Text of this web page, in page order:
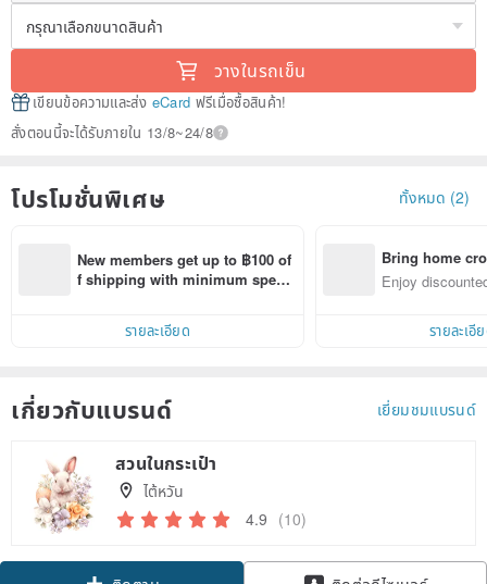
วางในรถเข็น
เขียนข้อความและส่ง eCard ฟรีเมื่อซื้อสินค้า!
สั่งตอนนี้จะได้รับภายใน 13/8~24/8
โปรโมชั่นพิเศษ ทั้งหมด (2)
New members get up to ฿100 of
f shipping with minimum spen
รายละเอียด
Bring home
n with ease
Enjoy
รายละเอี
เกี่ยวกับแบรนด์ เยี่ยมชมแบรนด์
สวนในกระเป๋า
ไต้หวัน
4.9 (10)